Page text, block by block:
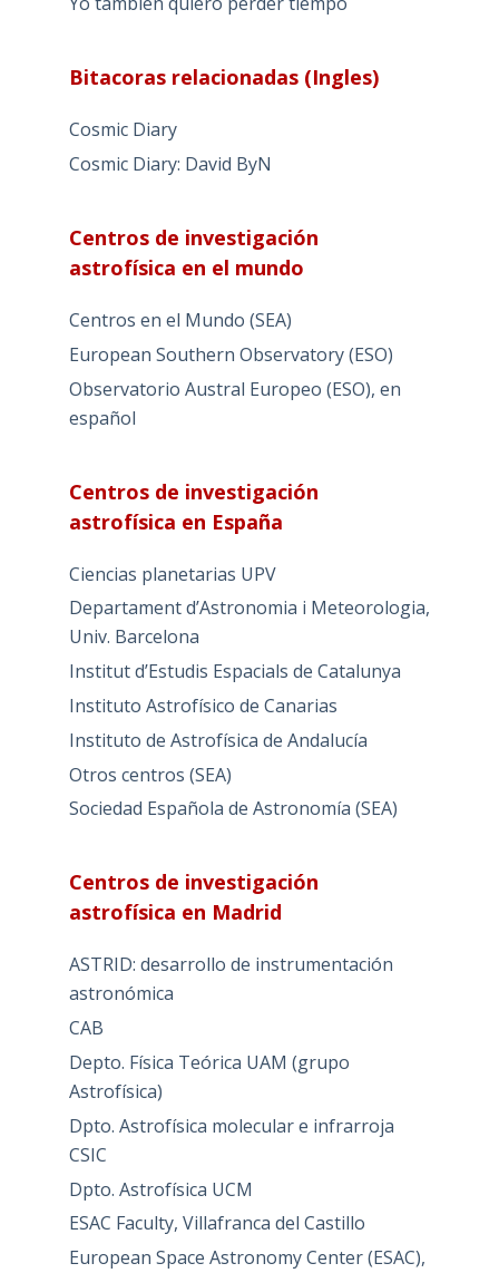
Bitacoras relacionadas (Ingles)
Cosmic Diary
Cosmic Diary: David ByN
Centros de investigación
astrofísica en el mundo
Centros en el Mundo (SEA)
European Southern Observatory (ESO)
Observatorio Austral Europeo (ESO), en
español
Centros de investigación
astrofísica en España
Ciencias planetarias UPV
Departament d’Astronomia i Meteorologia,
Univ. Barcelona
Institut d’Estudis Espacials de Catalunya
Instituto Astrofísico de Canarias
Instituto de Astrofísica de Andalucía
Otros centros (SEA)
Sociedad Española de Astronomía (SEA)
Centros de investigación
astrofísica en Madrid
ASTRID: desarrollo de instrumentación
astronómica
CAB
Depto. Física Teórica UAM (grupo
Astrofísica)
Dpto. Astrofísica molecular e infrarroja
CSIC
Dpto. Astrofísica UCM
ESAC Faculty, Villafranca del Castillo
European Space Astronomy Center (ESAC),